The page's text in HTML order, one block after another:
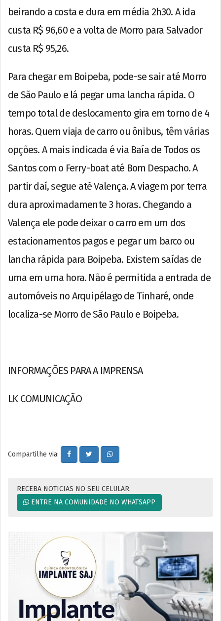
beirando a costa e dura em média 2h30. A ida
custa R$ 96,60 e a volta de Morro para Salvador
custa R$ 95,26.
Para chegar em Boipeba, pode-se sair até Morro
de São Paulo e lá pegar uma lancha rápida. O
tempo total de deslocamento gira em torno de 4
horas. Quem viaja de carro ou ônibus, têm várias
opções. A mais indicada é via Baía de Todos os
Santos com o Ferry-boat até Bom Despacho. A
partir daí, segue até Valença. A viagem por terra
dura aproximadamente 3 horas. Chegando a
Valença ele pode deixar o carro em um dos
estacionamentos pagos e pegar um barco ou
lancha rápida para Boipeba. Existem saídas de
uma em uma hora. Não é permitida a entrada de
automóveis no Arquipélago de Tinharé, onde
localiza-se Morro de São Paulo e Boipeba.
INFORMAÇÕES PARA A IMPRENSA
LK COMUNICAÇÃO
Compartilhe via:
RECEBA NOTICIAS NO SEU CELULAR.
ENTRE NA COMUNIDADE NO WHATSAPP